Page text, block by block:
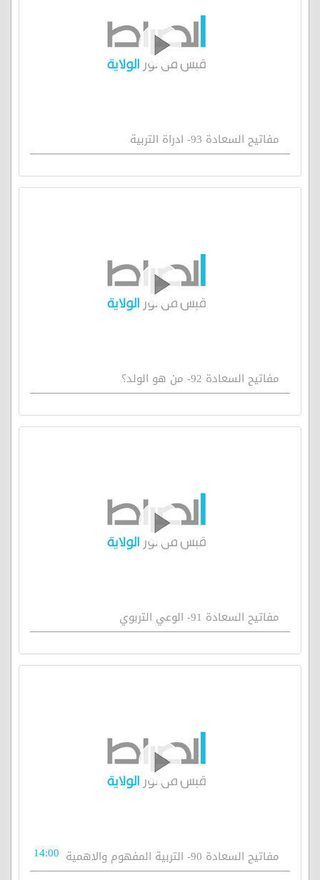
مفاتيح السعادة 93- ادراة التربية
مفاتيح السعادة 92- من هو الولد؟
مفاتيح السعادة 91- الوعي التربوي
مفاتيح السعادة 90- التربية المفهوم والاهمية 14:00